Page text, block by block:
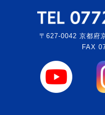
〒627-0042 京都府
FAX